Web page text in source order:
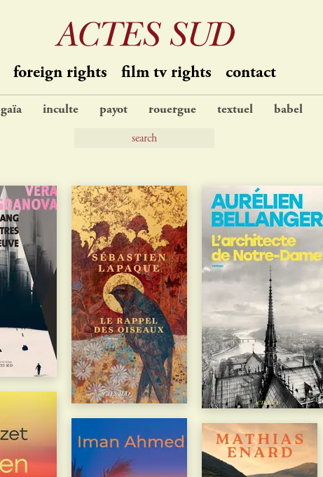
foreign rights film tv rights contact
gaïa inculte payot rouergue textuel babel